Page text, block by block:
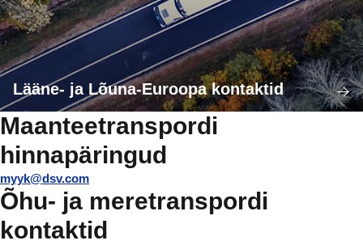
Lääne- ja Lõuna-Euroopa kontaktid
Maanteetranspordi
hinnapäringud
myyk@dsv.com
Õhu- ja meretranspordi
kontaktid